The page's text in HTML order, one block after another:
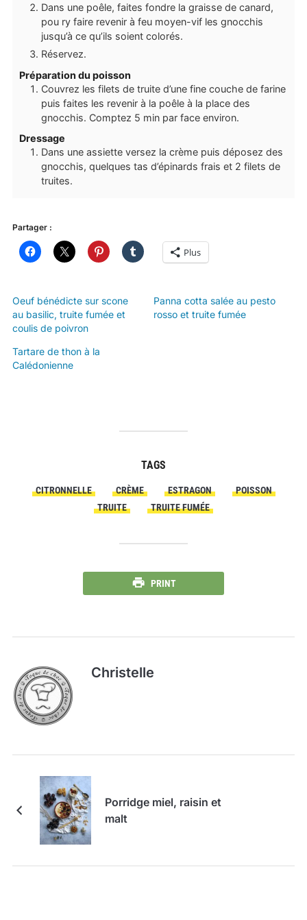
Dans une poêle, faites fondre la graisse de canard,
pou ry faire revenir à feu moyen-vif les gnocchis
jusqu’à ce qu’ils soient colorés.
Réservez.
Préparation du poisson
Couvrez les filets de truite d’une fine couche de farine
puis faites les revenir à la poêle à la place des
gnocchis. Comptez 5 min par face environ.
Dressage
Dans une assiette versez la crème puis déposez des
gnocchis, quelques tas d’épinards frais et 2 filets de
truites.
Partager :
Plus
Oeuf bénédicte sur scone
au basilic, truite fumée et
coulis de poivron
Panna cotta salée au pesto
rosso et truite fumée
Tartare de thon à la
Calédonienne
TAGS
CITRONNELLE CRÈME ESTRAGON
POISSON
TRUITE
TRUITE FUMÉE
PRINT
Christelle
Porridge miel, raisin et
malt